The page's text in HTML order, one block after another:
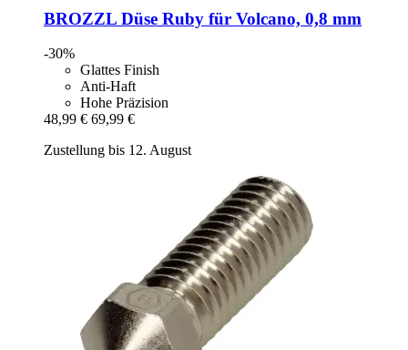
BROZZL Düse Ruby für Volcano, 0,8 mm
-30%
Glattes Finish
Anti-Haft
Hohe Präzision
48,99 € 69,99 €
Zustellung bis 12. August